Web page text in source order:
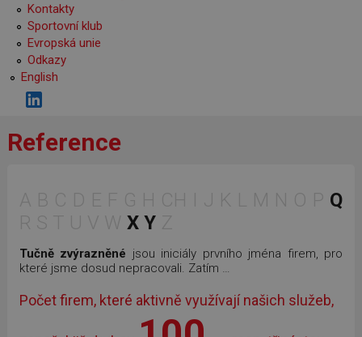
Kontakty
Sportovní klub
Evropská unie
Odkazy
English
Reference
Q
X Y
Tučně zvýrazněné jsou iniciály prvního jména firem, pro
které jsme dosud nepracovali. Zatím …
Počet firem, které aktivně využívají našich služeb,